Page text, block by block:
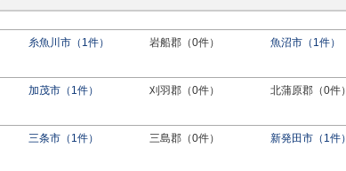
糸魚川市（1件） 岩船郡（0件）
魚沼市（1件）
加茂市（1件） 刈羽郡（0件）
北蒲原郡（0件）
三条市（1件） 三島郡（0件）
新発田市（1件）